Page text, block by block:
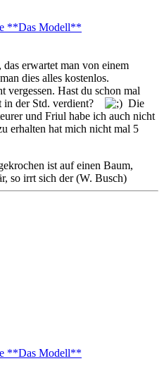
**Das Modell**
erwartet man von einem
dies alles kostenlos.
Hast du schon mal
in der Std. verdient?
Die
und Friul habe ich auch nicht
erhalten hat mich nicht mal 5
ist auf einen Baum,
so irrt sich der (W. Busch)
**Das Modell**